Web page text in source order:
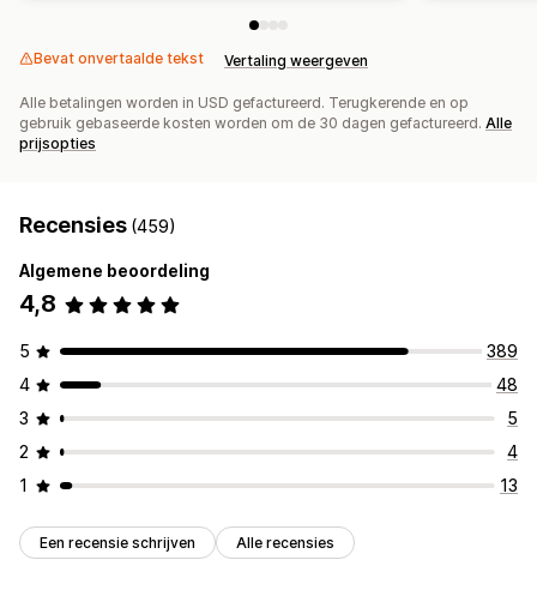
Bevat onvertaalde tekst Vertaling weergeven
Alle betalingen worden in USD gefactureerd. Terugkerende en op
gebruik gebaseerde kosten worden om de 30 dagen gefactureerd. Alle
prijsopties
Recensies (459)
Algemene beoordeling
4,8
5
389
4
48
3
5
2
4
1
13
Een recensie schrijven Alle recensies